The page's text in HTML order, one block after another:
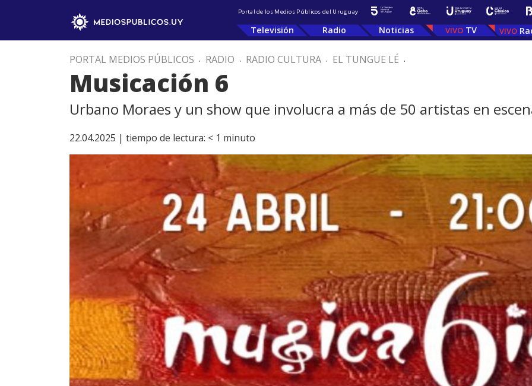
Portal de los Medios Públicos del Uruguay
Televisión Radio Noticias TV
PORTAL MEDIOS PÚBLICOS . RADIO . RADIO CULTURA . EL TUNGUE LÉ .
Musicación 6
Urbano Moraes y un show que involucra a más de 50 artistas en
22.04.2025 | tiempo de lectura: < 1 minuto